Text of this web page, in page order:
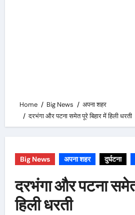
Home Big News
अपना शहर
दरभंगा और पटना समेत पूरे बिहार में हिली धरती
Big News अपना शहर दुर्घटना
दरभंगा और पटना
हिली धरती